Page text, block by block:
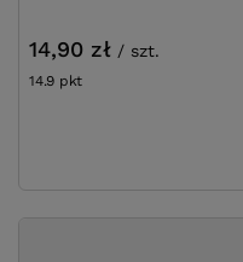
14,90 zł / szt.
14.9 pkt